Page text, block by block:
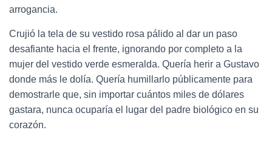
arrogancia.
Crujió la tela de su vestido rosa pálido al dar un paso
desafiante hacia el frente, ignorando por completo a la
mujer del vestido verde esmeralda. Quería herir a Gustavo
donde más le dolía. Quería humillarlo públicamente para
demostrarle que, sin importar cuántos miles de dólares
gastara, nunca ocuparía el lugar del padre biológico en su
corazón.